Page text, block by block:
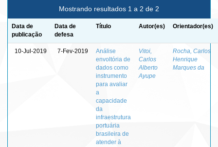
Mostrando resultados 1 a 2 de 2
Data de
publicação
Data de
defesa
Título Autor(es) Orientador(es)
10-Jul-2019 7-Fev-2019
Análise
envoltória de
dados como
instrumento
para avaliar
a
capacidade
da
infraestrutura
portuária
brasileira de
atender à
Vitoi,
Carlos
Alberto
Ayupe
Rocha, Carlos
Henrique
Marques da